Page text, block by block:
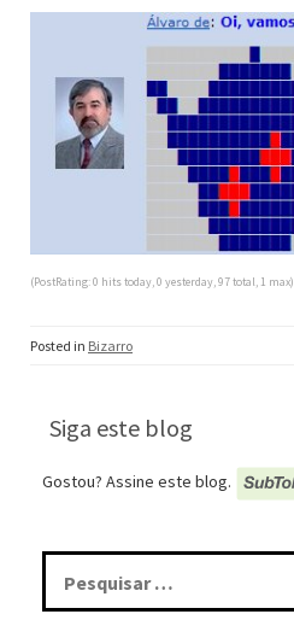
(PostRating: 0 hits today, 0 yesterday, 97 total, 1 max)
Posted in Bizarro
Siga este blog
Gostou? Assine este blog.
por: